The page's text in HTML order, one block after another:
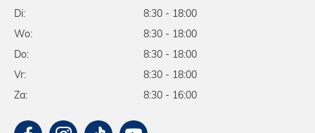
Di:
8:30 - 18:00
Wo:
8:30 - 18:00
Do:
8:30 - 18:00
Vr:
8:30 - 18:00
Za:
8:30 - 16:00